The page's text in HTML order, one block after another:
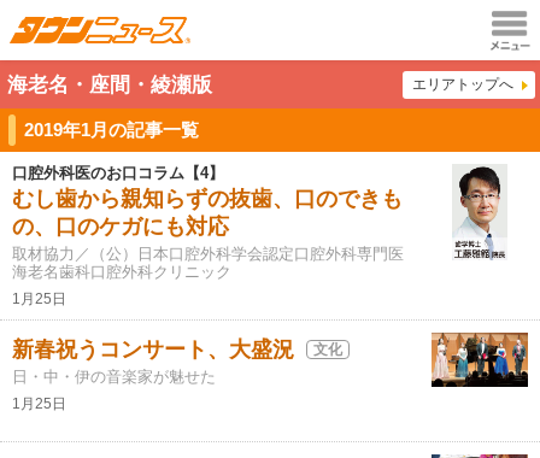
メニュ
ー
海老名・座間・綾瀬版 エリアトップへ
2019年1月の記事一覧
口腔外科医のお口コラム【4】
むし歯から親知らずの抜歯、口のできも
の、口のケガにも対応
取材協力／（公）日本口腔外科学会認定口腔外科専門医
海老名歯科口腔外科クリニック
1月25日
新春祝うコンサート、大盛況 文化
日・中・伊の音楽家が魅せた
1月25日